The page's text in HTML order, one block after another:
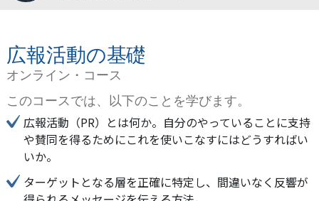
広報活動の基礎
オンライン・コース
このコースでは、以下のことを学びます。
広報活動（PR）とは何か。自分のやっていることに支持
や賛同を得るためにこれを使いこなすにはどうすればい
いか。
ターゲットとなる層を正確に特定し、間違いなく反響が